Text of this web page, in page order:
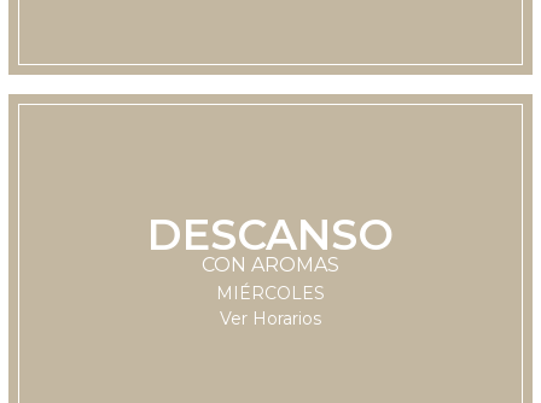
DESCANSO
CON AROMAS
MIÉRCOLES
Ver Horarios
LUNES
11:30 hrs